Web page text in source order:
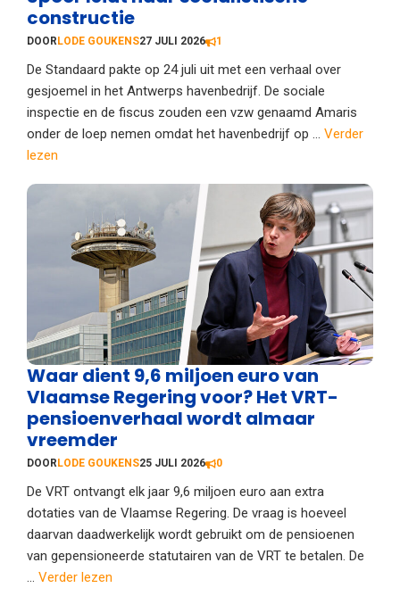
constructie
DOOR LODE GOUKENS27 JULI 2026 1
De Standaard pakte op 24 juli uit met een verhaal over
gesjoemel in het Antwerps havenbedrijf. De sociale
inspectie en de fiscus zouden een vzw genaamd Amaris
onder de loep nemen omdat het havenbedrijf op ... Verder
lezen
Waar dient 9,6 miljoen euro van
Vlaamse Regering voor? Het VRT-
pensioenverhaal wordt almaar
vreemder
DOOR LODE GOUKENS25 JULI 2026 0
De VRT ontvangt elk jaar 9,6 miljoen euro aan extra
dotaties van de Vlaamse Regering. De vraag is hoeveel
daarvan daadwerkelijk wordt gebruikt om de pensioenen
van gepensioneerde statutairen van de VRT te betalen. De
... Verder lezen